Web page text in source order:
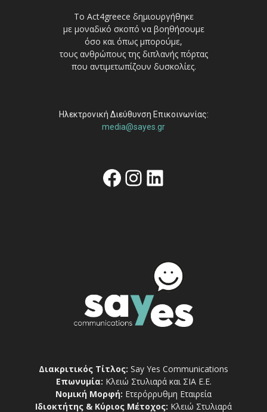
Το Act4greece δημιουργήθηκε
με μοναδικό σκοπό να βοηθήσουμε
όσο και όπως μπορούμε,
τους ανθρώπους της διπλανής πόρτας
που αντιμετωπίζουν δυσκολίες.
Ηλεκτρονική Διεύθυνση Επικοινωνίας:
media@sayes.gr
Facebook
Instagram
Linkedin
Διακριτικός Τίτλος: Say Yes Communications
Επωνυμία: Κλειώ Στυλιαρά και ΣΙΑ Ε.Ε.
Νομική Μορφή: Ετερόρρυθμη Εταιρεία
Ιδιοκτήτης & Κύριος Μέτοχος: Κλειώ Στυλιαρά